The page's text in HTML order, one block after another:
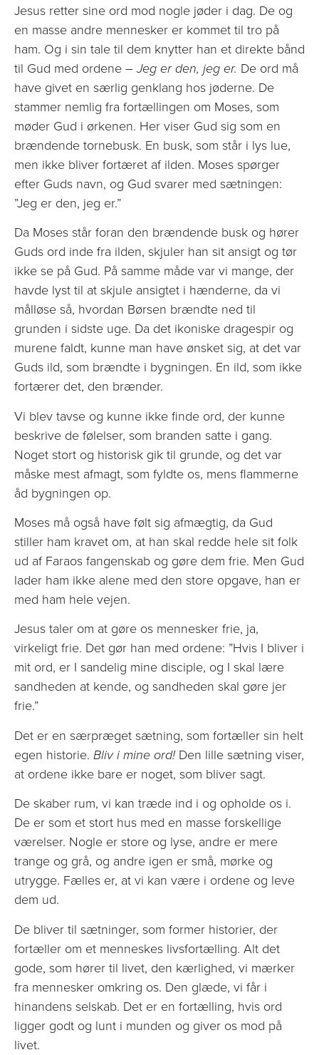
Jesus retter sine ord mod nogle jøder i dag. De og
en masse andre mennesker er kommet til tro på
ham. Og i sin tale til dem knytter han et direkte bånd
til Gud med ordene –Jeg er den, jeg er. De ord må
have givet en særlig genklang hos jøderne. De
stammer nemlig fra fortællingen om Moses, som
møder Gud i ørkenen. Her viser Gud sig som en
brændende tornebusk. En busk, som står i lys lue,
men ikke bliver fortæret af ilden. Moses spørger
efter Guds navn, og Gud svarer med sætningen:
”Jeg er den, jeg er.”
Da Moses står foran den brændende busk og hører
Guds ord inde fra ilden, skjuler han sit ansigt og tør
ikke se på Gud. På samme måde var vi mange, der
havde lyst til at skjule ansigtet i hænderne, da vi
målløse så, hvordan Børsen brændte ned til
grunden i sidste uge. Da det ikoniske dragespir og
murene faldt, kunne man have ønsket sig, at det var
Guds ild, som brændte i bygningen. En ild, som ikke
fortærer det, den brænder.
Vi blev tavse og kunne ikke finde ord, der kunne
beskrive de følelser, som branden satte i gang.
Noget stort og historisk gik til grunde, og det var
måske mest afmagt, som fyldte os, mens flammerne
åd bygningen op.
Moses må også have følt sig afmægtig, da Gud
stiller ham kravet om, at han skal redde hele sit folk
ud af Faraos fangenskab og gøre dem frie. Men Gud
lader ham ikke alene med den store opgave, han er
med ham hele vejen.
Jesus taler om at gøre os mennesker frie, ja,
virkeligt frie. Det gør han med ordene: ”Hvis I bliver i
mit ord, er I sandelig mine disciple, og I skal lære
sandheden at kende, og sandheden skal gøre jer
frie.”
Det er en særpræget sætning, som fortæller sin helt
egen historie. Bliv i mine ord!Den lille sætning viser,
at ordene ikke bare er noget, som bliver sagt.
De skaber rum, vi kan træde ind i og opholde os i.
De er som et stort hus med en masse forskellige
værelser. Nogle er store og lyse, andre er mere
trange og grå, og andre igen er små, mørke og
utrygge. Fælles er, at vi kan være i ordene og leve
dem ud.
De bliver til sætninger, som former historier, der
fortæller om et menneskes livsfortælling. Alt det
gode, som hører til livet, den kærlighed, vi mærker
fra mennesker omkring os. Den glæde, vi får i
hinandens selskab. Det er en fortælling, hvis ord
ligger godt og lunt i munden og giver os mod på
livet.